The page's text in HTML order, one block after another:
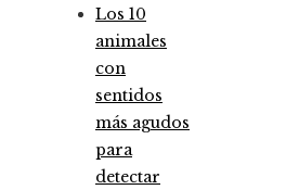
Los 10
animales
con
sentidos
más agudos
para
detectar